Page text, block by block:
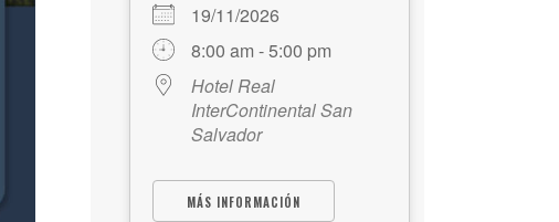
19/11/2026
8:00 am - 5:00 pm
Hotel Real
InterContinental San
Salvador
MÁS INFORMACIÓN